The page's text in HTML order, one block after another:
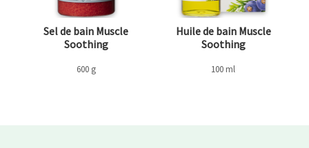
Sel de bain Muscle
Soothing
600 g
Huile de bain Muscle
Soothing
100 ml